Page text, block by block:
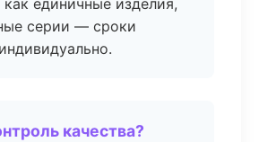
единичные изделия,
серии — сроки
качества?